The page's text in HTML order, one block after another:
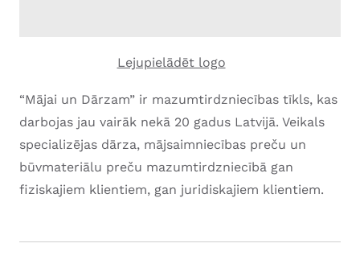
Lejupielādēt logo
“Mājai un Dārzam” ir mazumtirdzniecības tīkls, kas
darbojas jau vairāk nekā 20 gadus Latvijā. Veikals
specializējas dārza, mājsaimniecības preču un
būvmateriālu preču mazumtirdzniecībā gan
fiziskajiem klientiem, gan juridiskajiem klientiem.